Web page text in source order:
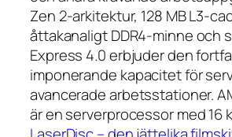
Zen 2-arkitektur, 128 MB L3-
åttakanaligt DDR4-minne och
Express 4.0 erbjuder den
imponerande kapacitet för
avancerade arbetsstationer.
är en serverprocessor med 16